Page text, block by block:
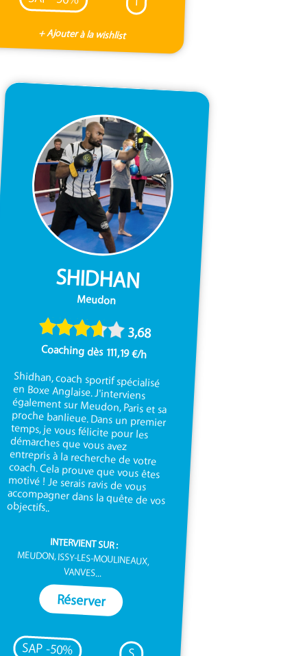
+ Ajouter à la wishlist
SHIDHAN
Meudon
3,68
Coaching dès 111,19 €/h
Shidhan, coach sportif spécialisé
en Boxe Anglaise. J'interviens
également sur Meudon, Paris et sa
proche banlieue. Dans un premier
temps, je vous félicite pour les
démarches que vous avez
entrepris à la recherche de votre
coach. Cela prouve que vous êtes
motivé ! Je serais ravis de vous
accompagner dans la quête de vos
objectifs..
INTERVIENT SUR :
MEUDON, ISSY-LES-MOULINEAUX,
VANVES...
Réserver
SAP -50%